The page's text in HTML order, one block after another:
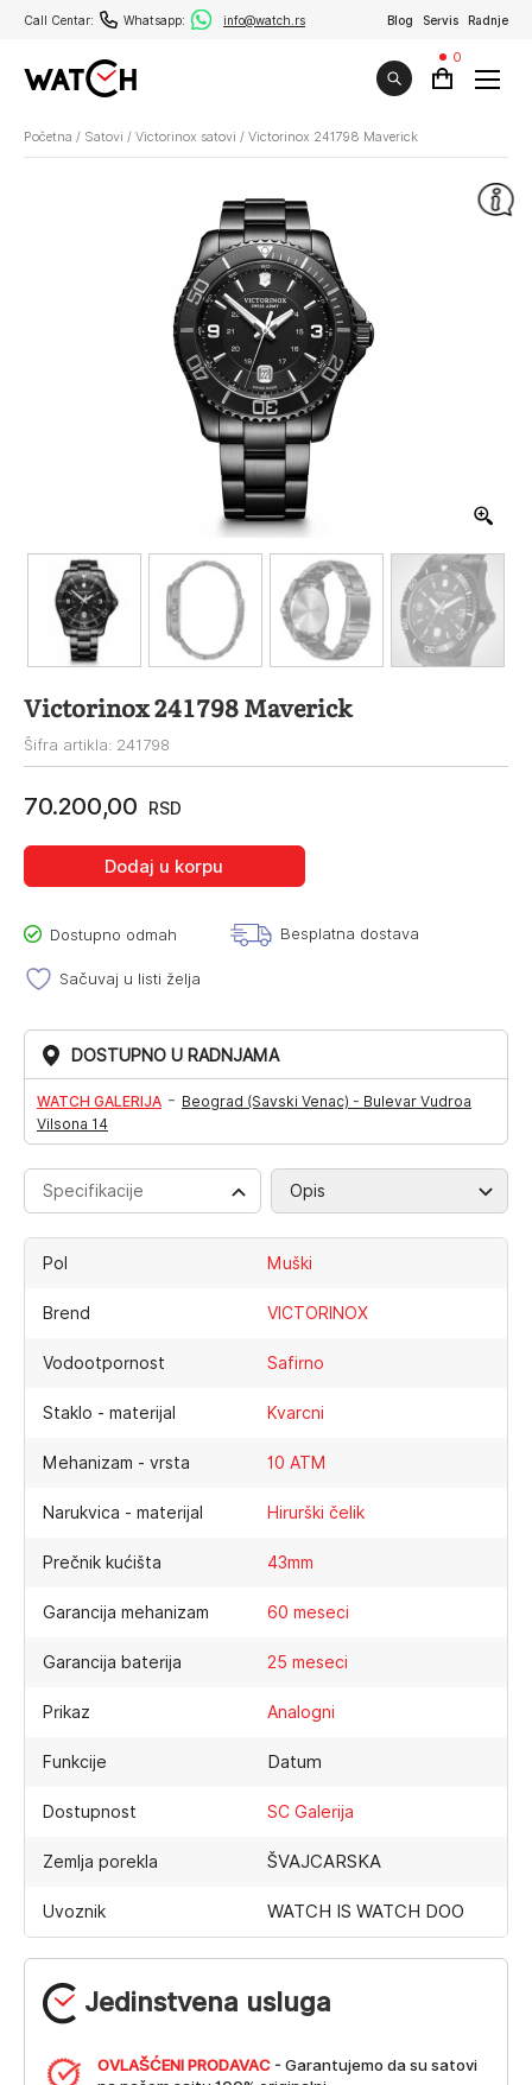
Call Centar: Whatsapp: info@watch.rs Blog Servis Radnje
0
Početna / Satovi / Victorinox satovi / Victorinox 241798 Maverick
Victorinox 241798 Maverick
Šifra artikla: 241798
70.200,00 RSD
Dodaj u korpu
Dostupno odmah Besplatna dostava
Sačuvaj u listi želja
DOSTUPNO U RADNJAMA
WATCH GALERIJA - Beograd (Savski Venac) - Bulevar Vudroa
Vilsona 14
Jedinstvena usluga
OVLAŠĆENI PRODAVAC - Garantujemo da su satovi
Specifikacije Opis
Pol Muški
Brend VICTORINOX
Vodootpornost Safirno
Staklo - materijal Kvarcni
Mehanizam - vrsta 10 ATM
Narukvica - materijal Hirurški čelik
Prečnik kućišta 43mm
Garancija mehanizam 60 meseci
Garancija baterija 25 meseci
Prikaz Analogni
Funkcije Datum
Dostupnost SC Galerija
Zemlja porekla ŠVAJCARSKA
Uvoznik WATCH IS WATCH DOO